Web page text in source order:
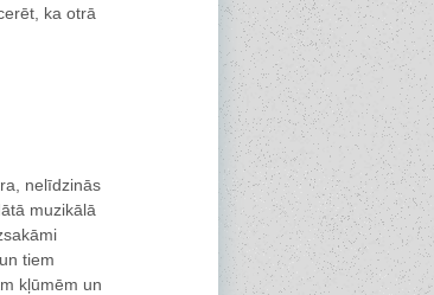
ka otrā
nelīdzinās
muzikālā
tiem
kļūmēm un